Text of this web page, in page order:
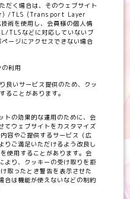
だく場合は、そのウェブサイト
/TLS (Transport Layer
術を使用し、会員様の個人情
TLSなどに対応していないブ
ージにアクセスできない場合
利用
良いサービス提供のため、クッ
ることがあります。
トの効果的な運用のために、会
てウェブサイトをカスタマイズ
容やご提供するサービス（広
りご満足いただけるよう改良し
使用することがあります。会
より、クッキーの受け取りを拒
取ったとき警告を表示させた
合は機能が使えないなどの制約